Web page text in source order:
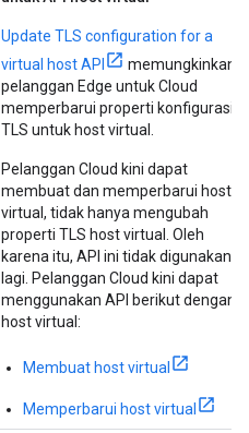
Update TLS configuration for a
virtual host API
memungkinkan
pelanggan Edge untuk Cloud
memperbarui properti konfigurasi
TLS untuk host virtual.
Pelanggan Cloud kini dapat
membuat dan memperbarui host
virtual, tidak hanya mengubah
properti TLS host virtual. Oleh
karena itu, API ini tidak digunakan
lagi. Pelanggan Cloud kini dapat
menggunakan API berikut dengan
host virtual:
Membuat host virtual
Memperbarui host virtual